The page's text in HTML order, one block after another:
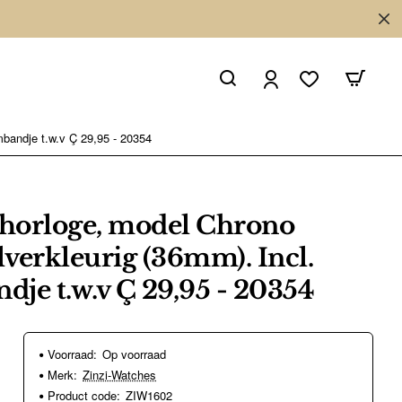
t.w.v Ç 29,95 - 20354
model Chrono
(36mm). Incl.
t.w.v Ç 29,95 - 20354
Voorraad: Op voorraad
Merk: Zinzi-Watches
Product code: ZIW1602